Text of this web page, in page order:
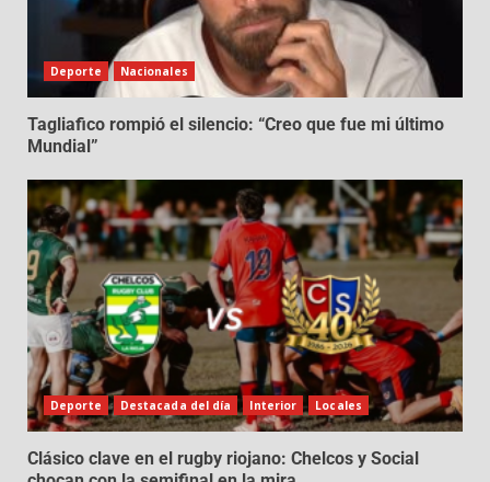
Deporte Nacionales
Tagliafico rompió el silencio: “Creo que fue mi último
Mundial”
Deporte Destacada del día Interior Locales
Clásico clave en el rugby riojano: Chelcos y Social